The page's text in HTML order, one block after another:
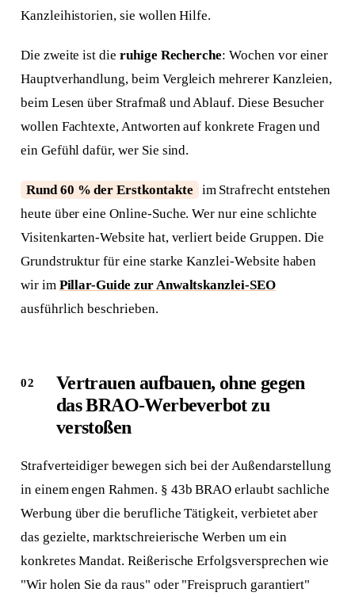
Kanzleihistorien, sie wollen Hilfe.
Die zweite ist die ruhige Recherche: Wochen vor einer
Hauptverhandlung, beim Vergleich mehrerer Kanzleien,
beim Lesen über Strafmaß und Ablauf. Diese Besucher
wollen Fachtexte, Antworten auf konkrete Fragen und
ein Gefühl dafür, wer Sie sind.
Rund 60 % der Erstkontakte
im Strafrecht entstehen
heute über eine Online-Suche. Wer nur eine schlichte
Visitenkarten-Website hat, verliert beide Gruppen. Die
Grundstruktur für eine starke Kanzlei-Website haben
wir im Pillar-Guide zur Anwaltskanzlei-SEO
ausführlich beschrieben.
Vertrauen aufbauen, ohne gegen
das BRAO-Werbeverbot zu
verstoßen
Strafverteidiger bewegen sich bei der Außendarstellung
in einem engen Rahmen. § 43b BRAO erlaubt sachliche
Werbung über die berufliche Tätigkeit, verbietet aber
das gezielte, marktschreierische Werben um ein
konkretes Mandat. Reißerische Erfolgsversprechen wie
"Wir holen Sie da raus" oder "Freispruch garantiert"